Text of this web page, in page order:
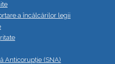
a încălcărilor legii
Anticorupţie (SNA)